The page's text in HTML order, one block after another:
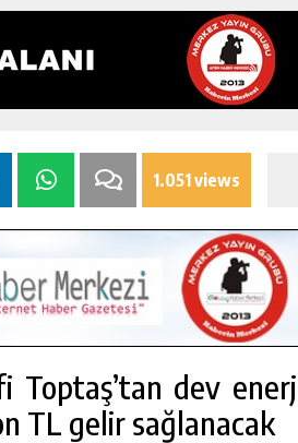
1.051 views
Toptaş’tan dev
TL gelir sağlanacak